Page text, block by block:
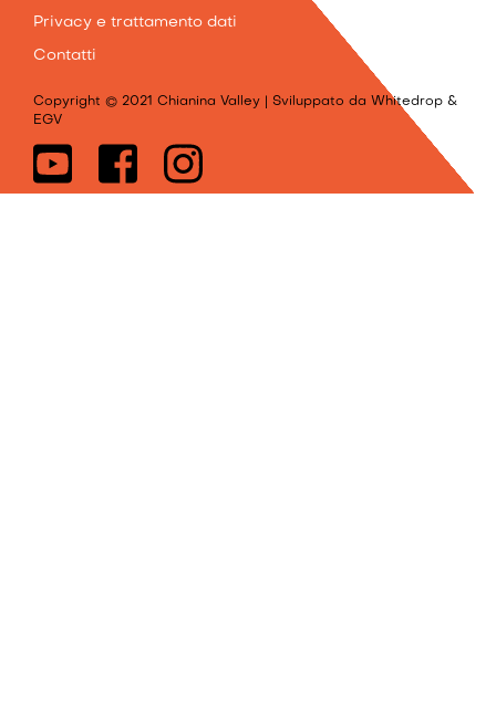
Privacy e trattamento dati
Contatti
Copyright © 2021 Chianina Valley | Sviluppato da Whitedrop &
EGV